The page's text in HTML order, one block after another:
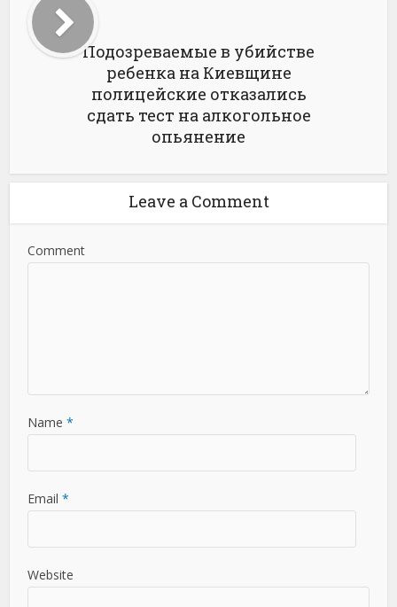
Подозреваемые в убийстве
ребенка на Киевщине
полицейские отказались
сдать тест на алкогольное
опьянение
Leave a Comment
Comment
Name *
Email *
Website